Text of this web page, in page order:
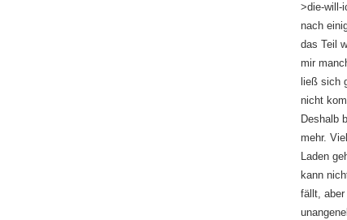
>die-will-
nach
das Teil
mir
ließ sich
nicht
Deshalb
mehr.
Laden
kann
fällt,